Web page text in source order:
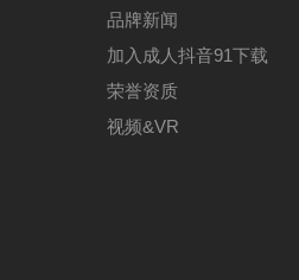
品牌新闻
加入成人抖音91下载
荣誉资质
视频&VR